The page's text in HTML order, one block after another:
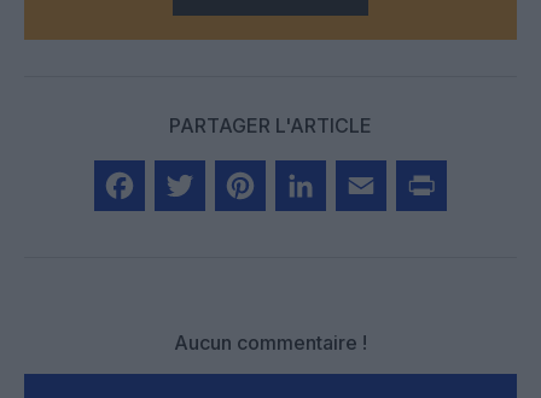
PARTAGER L'ARTICLE
Aucun commentaire !